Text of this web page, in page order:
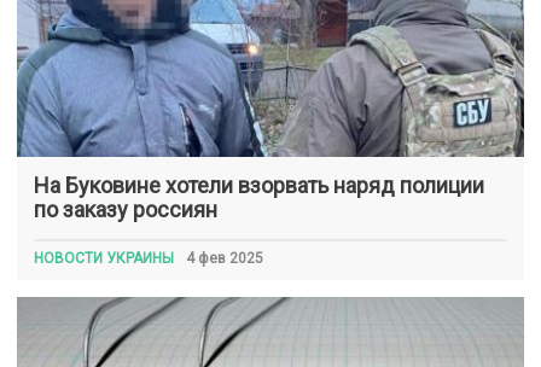
На Буковине хотели взорвать наряд полиции
по заказу россиян
НОВОСТИ УКРАИНЫ 4 фев 2025